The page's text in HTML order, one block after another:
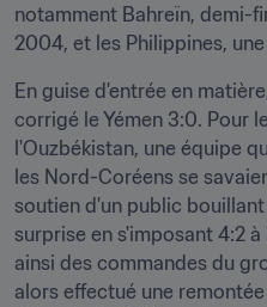
notamment Bahreïn, demi-
2004, et les Philippines,
En guise d'entrée en
corrigé le Yémen 3:0. Pour
l'Ouzbékistan, une équipe
les Nord-Coréens se
soutien d'un public
surprise en s'imposant 4:2
ainsi des commandes du
alors effectué une